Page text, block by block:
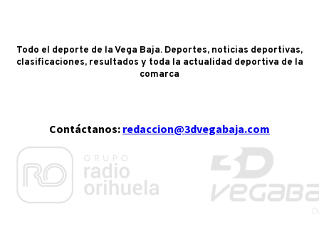
Todo el deporte de la Vega Baja. Deportes, noticias deportivas,
clasificaciones, resultados y toda la actualidad deportiva de la
comarca
Contáctanos: redaccion@3dvegabaja.com